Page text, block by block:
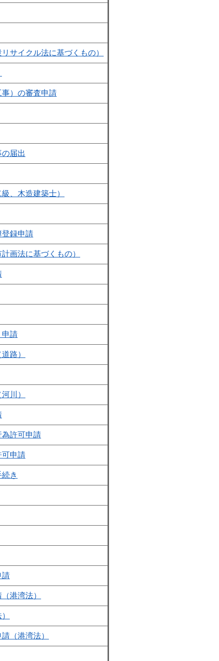
サイクル法に基づくもの）
）の審査申請
届出
、木造建築士）
登録申請
画法に基づくもの）
申請
路）
川）
許可申請
可申請
き
請
港湾法）
（港湾法）